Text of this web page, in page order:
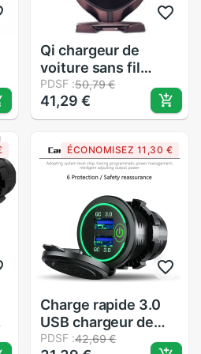
Qi chargeur de
voiture sans fil
pince automatique
10W support de
Charge rapide pour
forHuawei P30Pro
capteur infrarouge
téléphone
PDSF :50,79 €
41,29 €
ÉCONOMISEZ 11,30 €
Charge rapide 3.0
USB chargeur de
voiture prise
PDSF :42,69 €